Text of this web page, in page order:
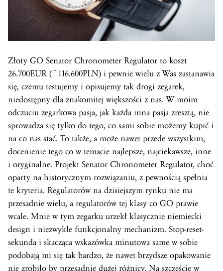
Złoty GO Senator Chronometer Regulator to koszt
26.700EUR (~116.600PLN) i pewnie wielu z Was zastanawia
się, czemu testujemy i opisujemy tak drogi zegarek,
niedostępny dla znakomitej większości z nas. W moim
odczuciu zegarkowa pasja, jak każda inna pasja zresztą, nie
sprowadza się tylko do tego, co sami sobie możemy kupić i
na co nas stać. To także, a może nawet przede wszystkim,
docenienie tego co w temacie najlepsze, najciekawsze, inne
i oryginalne. Projekt Senator Chronometer Regulator, choć
oparty na historycznym rozwiązaniu, z pewnością spełnia
te kryteria. Regulatorów na dzisiejszym rynku nie ma
przesadnie wielu, a regulatorów tej klasy co GO prawie
wcale. Mnie w tym zegarku urzekł klasycznie niemiecki
design i niezwykle funkcjonalny mechanizm. Stop-reset-
sekunda i skacząca wskazówka minutowa same w sobie
podobają mi się tak bardzo, że nawet brzydsze opakowanie
nie zrobiło by przesadnie dużej różnicy. Na szczęście w